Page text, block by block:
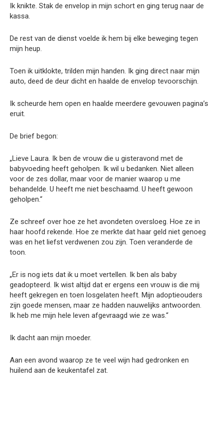
Ik knikte. Stak de envelop in mijn schort en ging terug naar de
kassa.
De rest van de dienst voelde ik hem bij elke beweging tegen
mijn heup.
Toen ik uitklokte, trilden mijn handen. Ik ging direct naar mijn
auto, deed de deur dicht en haalde de envelop tevoorschijn.
Ik scheurde hem open en haalde meerdere gevouwen pagina’s
eruit.
De brief begon:
„Lieve Laura. Ik ben de vrouw die u gisteravond met de
babyvoeding heeft geholpen. Ik wil u bedanken. Niet alleen
voor de zes dollar, maar voor de manier waarop u me
behandelde. U heeft me niet beschaamd. U heeft gewoon
geholpen.“
Ze schreef over hoe ze het avondeten oversloeg. Hoe ze in
haar hoofd rekende. Hoe ze merkte dat haar geld niet genoeg
was en het liefst verdwenen zou zijn. Toen veranderde de
toon.
„Er is nog iets dat ik u moet vertellen. Ik ben als baby
geadopteerd. Ik wist altijd dat er ergens een vrouw is die mij
heeft gekregen en toen losgelaten heeft. Mijn adoptieouders
zijn goede mensen, maar ze hadden nauwelijks antwoorden.
Ik heb me mijn hele leven afgevraagd wie ze was.“
Ik dacht aan mijn moeder.
Aan een avond waarop ze te veel wijn had gedronken en
huilend aan de keukentafel zat.